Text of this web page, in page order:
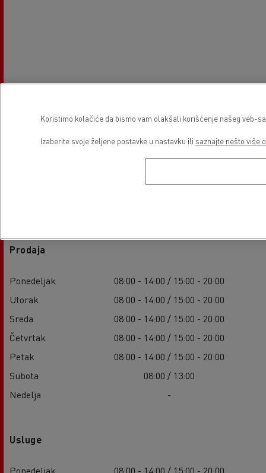
Prodaja
Ponedeljak
08:00 - 14:00 / 15:00 - 20:00
Utorak
08:00 - 14:00 / 15:00 - 20:00
Sreda
08:00 - 14:00 / 15:00 - 20:00
Četvrtak
08:00 - 14:00 / 15:00 - 20:00
Petak
08:00 - 14:00 / 15:00 - 20:00
Subota
08:00 / 13:00
Nedelja
-
Usluge
Ponedeljak
08:00 - 14:00 / 15:00 - 20:00
Koristimo kolačiće da bismo vam olakšali korišćenje našeg veb-
Izaberite svoje željene postavke u nastavku ili saznajte nešto više